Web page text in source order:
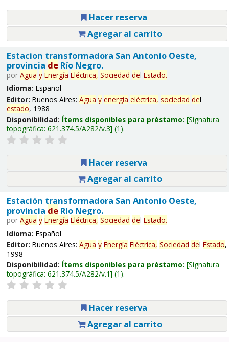
Hacer reserva
Agregar al carrito
Estacion transformadora San Antonio Oeste,
provincia deRío Negro.
por Agua y Energía Eléctrica, Sociedad del Estado.
Idioma: Español
Editor: Buenos Aires: Agua y energía eléctrica, sociedad del
estado, 1988
Disponibilidad: Ítems disponibles para préstamo: Signatura
topográfica: 621.374.5/A282/v.3 (1).
Hacer reserva
Agregar al carrito
Estación transformadora San Antonio Oeste,
provincia deRío Negro.
por Agua y Energía Eléctrica, Sociedad del Estado.
Idioma: Español
Editor: Buenos Aires: Agua y Energía Eléctrica, Sociedad del Estado,
1998
Disponibilidad: Ítems disponibles para préstamo: Signatura
topográfica: 621.374.5/A282/v.1 (1).
Hacer reserva
Agregar al carrito